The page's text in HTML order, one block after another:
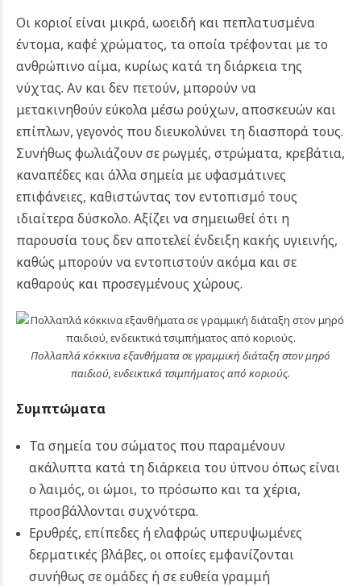
Οι κοριοί είναι μικρά, ωοειδή και πεπλατυσμένα
έντομα, καφέ χρώματος, τα οποία τρέφονται με το
ανθρώπινο αίμα, κυρίως κατά τη διάρκεια της
νύχτας. Αν και δεν πετούν, μπορούν να
μετακινηθούν εύκολα μέσω ρούχων, αποσκευών και
επίπλων, γεγονός που διευκολύνει τη διασπορά τους.
Συνήθως φωλιάζουν σε ρωγμές, στρώματα, κρεβάτια,
καναπέδες και άλλα σημεία με υφασμάτινες
επιφάνειες, καθιστώντας τον εντοπισμό τους
ιδιαίτερα δύσκολο. Αξίζει να σημειωθεί ότι η
παρουσία τους δεν αποτελεί ένδειξη κακής υγιεινής,
καθώς μπορούν να εντοπιστούν ακόμα και σε
καθαρούς και προσεγμένους χώρους.
Πολλαπλά κόκκινα εξανθήματα σε γραμμική διάταξη στον μηρό
παιδιού, ενδεικτικά τσιμπήματος από κοριούς.
Συμπτώματα
Τα σημεία του σώματος που παραμένουν
ακάλυπτα κατά τη διάρκεια του ύπνου όπως είναι
ο λαιμός, οι ώμοι, το πρόσωπο και τα χέρια,
προσβάλλονται συχνότερα.
Ερυθρές, επίπεδες ή ελαφρώς υπερυψωμένες
δερματικές βλάβες, οι οποίες εμφανίζονται
συνήθως σε ομάδες ή σε ευθεία γραμμή